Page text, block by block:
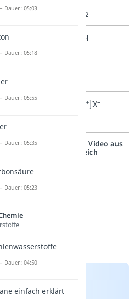
Amin 2
NH
Amin
N+]X–
vernetzt: Hier ein Video aus
einem anderen Bereich
Dauer: 05:03
Dauer: 05:18
Dauer: 05:55
Dauer: 05:35
Dauer: 05:23
Dauer: 04:50
einfach erklärt